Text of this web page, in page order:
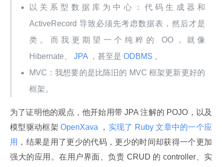
以关系型数据库为中心：代码生成器和
ActiveRecord 导致必须先考虑数据表，然后才是
类。而我更期望一个纯粹的 OO，就像
Hibernate、
JPA ，甚至是 ODBMS 。
MVC：我想要的是比陈旧的 MVC 框架更新更好的
框架。
为了证明他的观点，他开始用带 JPA 注解的 POJO，以及
模型驱动框架 OpenXava ， 实现了 Ruby 文章中的一个应
用 ，结果是用了更少的代码，更少的时间却获得一个更加
强大的应用。在用户界面、负责 CRUD 的 controller、实